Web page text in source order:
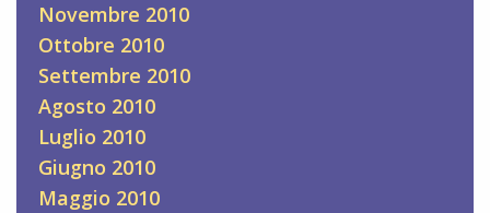
Novembre 2010
Ottobre 2010
Settembre 2010
Agosto 2010
Luglio 2010
Giugno 2010
Maggio 2010